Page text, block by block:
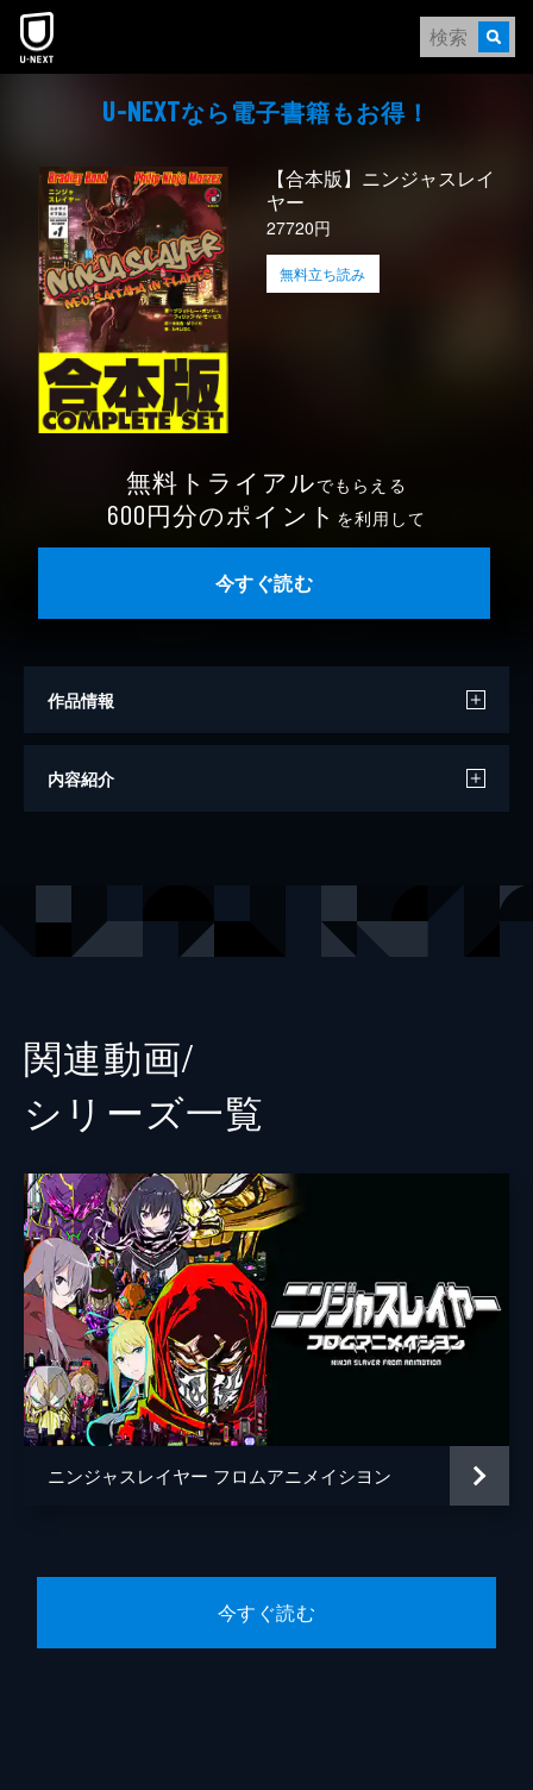
本文へスキップ
U-NEXTなら電⼦書籍もお得！
【合本版】ニンジャスレイ
ヤー
27720円
無料立ち読み
無料トライアルでもらえる
600円分のポイント を利用して
今すぐ読む
作品情報
著者
わらいなく
内容紹介
関連動画/
シリーズ⼀覧
ニンジャスレイヤー フロムアニメイシヨン
今すぐ読む